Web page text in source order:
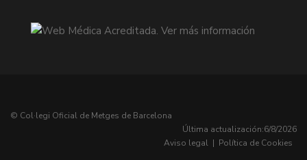
© Col·legi Oficial de Metges de Barcelona
Última actualización:6/8/2026
Aviso legal | Política de Cookies